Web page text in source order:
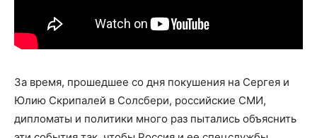
За время, прошедшее со дня покушения на Сергея и
Юлию Скрипалей в Солсбери, российские СМИ,
дипломаты и политики много раз пытались объяснить